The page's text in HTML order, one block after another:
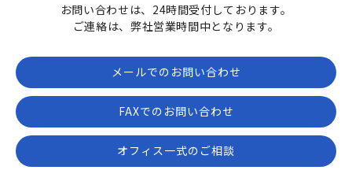
お問い合わせは、24時間受付しております。
ご連絡は、弊社営業時間中となります。
メールでのお問い合わせ
FAXでのお問い合わせ
オフィス一式のご相談